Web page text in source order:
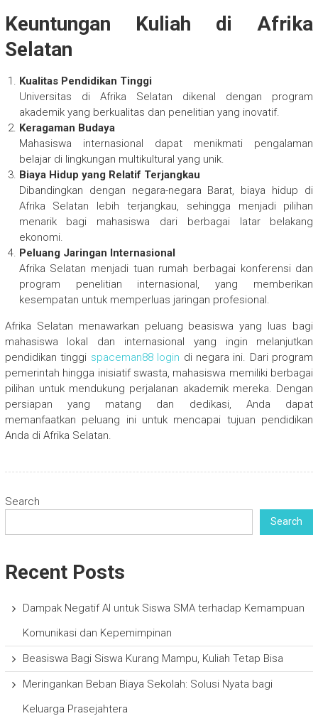
Keuntungan Kuliah di Afrika
Selatan
Kualitas Pendidikan Tinggi
Universitas di Afrika Selatan dikenal dengan program
akademik yang berkualitas dan penelitian yang inovatif.
Keragaman Budaya
Mahasiswa internasional dapat menikmati pengalaman
belajar di lingkungan multikultural yang unik.
Biaya Hidup yang Relatif Terjangkau
Dibandingkan dengan negara-negara Barat, biaya hidup di
Afrika Selatan lebih terjangkau, sehingga menjadi pilihan
menarik bagi mahasiswa dari berbagai latar belakang
ekonomi.
Peluang Jaringan Internasional
Afrika Selatan menjadi tuan rumah berbagai konferensi dan
program penelitian internasional, yang memberikan
kesempatan untuk memperluas jaringan profesional.
Afrika Selatan menawarkan peluang beasiswa yang luas bagi
mahasiswa lokal dan internasional yang ingin melanjutkan
pendidikan tinggi spaceman88 login di negara ini. Dari program
pemerintah hingga inisiatif swasta, mahasiswa memiliki berbagai
pilihan untuk mendukung perjalanan akademik mereka. Dengan
persiapan yang matang dan dedikasi, Anda dapat
memanfaatkan peluang ini untuk mencapai tujuan pendidikan
Anda di Afrika Selatan.
Search
Search
Recent Posts
Dampak Negatif AI untuk Siswa SMA terhadap Kemampuan
Komunikasi dan Kepemimpinan
Beasiswa Bagi Siswa Kurang Mampu, Kuliah Tetap Bisa
Meringankan Beban Biaya Sekolah: Solusi Nyata bagi
Keluarga Prasejahtera